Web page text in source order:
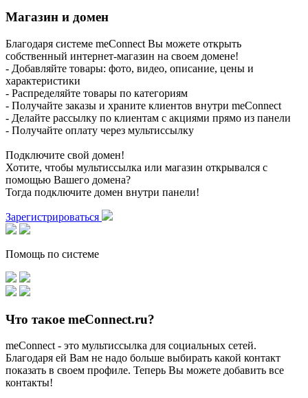
Магазин и домен
Благодаря системе meConnect Вы можете открыть
собственный интернет-магазин на своем домене!
- Добавляйте товары: фото, видео, описание, цены и
характеристики
- Распределяйте товары по категориям
- Получайте заказы и храните клиентов внутри meConnect
- Делайте рассылку по клиентам с акциями прямо из панели
- Получайте оплату через мультиссылку
Подключите свой домен!
Хотите, чтобы мультиссылка или магазин открывался с
помощью Вашего домена?
Тогда подключите домен внутри панели!
Зарегистрироваться
Помощь по системе
Что такое meConnect.ru?
meConnect - это мультиссылка для социальных сетей.
Благодаря ей Вам не надо больше выбирать какой контакт
показать в своем профиле. Теперь Вы можете добавить все
контакты!